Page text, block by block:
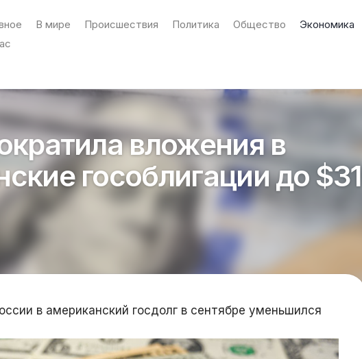
В мире Происшествия Политика Общество Экономика
вложения в
гособлигации до $31
в американский госдолг в сентябре уменьшился